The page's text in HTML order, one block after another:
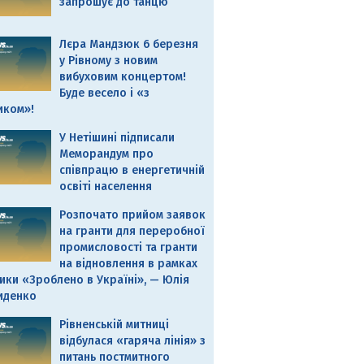
Лєра Мандзюк 6 березня
у Рівному з новим
вибуховим концертом!
Буде весело і «з
У Нетішині підписали
Меморандум про
співпрацю в енергетичній
освіті населення
Розпочато прийом заявок
на гранти для переробної
промисловості та гранти
на відновлення в рамках
«Зроблено в Україні», — Юлія
Рівненській митниці
відбулася «гаряча лінія» з
питань постмитного